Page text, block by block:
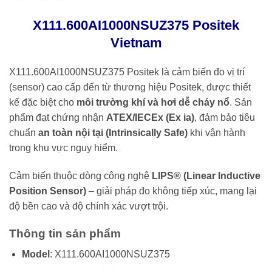
X111.600AI1000NSUZ375 Positek
Vietnam
X111.600AI1000NSUZ375 Positek là cảm biến đo vị trí
(sensor) cao cấp đến từ thương hiệu Positek, được thiết
kế đặc biệt cho môi trường khí và hơi dễ cháy nổ. Sản
phẩm đạt chứng nhận ATEX/IECEx (Ex ia), đảm bảo tiêu
chuẩn an toàn nội tại (Intrinsically Safe) khi vận hành
trong khu vực nguy hiểm.
Cảm biến thuộc dòng công nghệ LIPS® (Linear Inductive
Position Sensor) – giải pháp đo không tiếp xúc, mang lại
độ bền cao và độ chính xác vượt trội.
Thông tin sản phẩm
Model : X111.600AI1000NSUZ375